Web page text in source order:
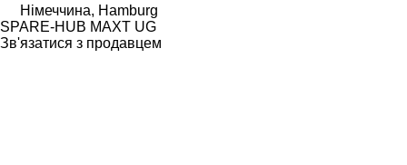
Німеччина, Hamburg
SPARE-HUB MAXT UG
Зв'язатися з продавцем